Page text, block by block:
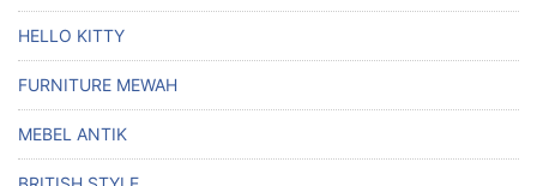
HELLO KITTY
FURNITURE MEWAH
MEBEL ANTIK